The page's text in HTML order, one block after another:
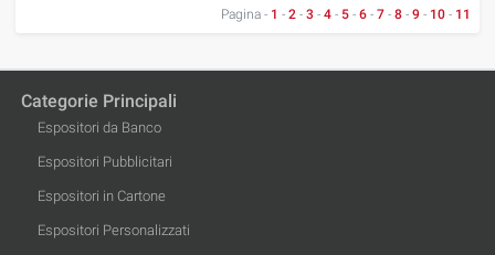
Pagina - 1 - 2 - 3 - 4 - 5 - 6 - 7 - 8 - 9 - 10 - 11
Categorie Principali
Espositori da Banco
Espositori Pubblicitari
Espositori in Cartone
Espositori Personalizzati